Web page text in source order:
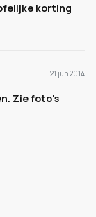
korting
21 jun 2014
Zie foto's